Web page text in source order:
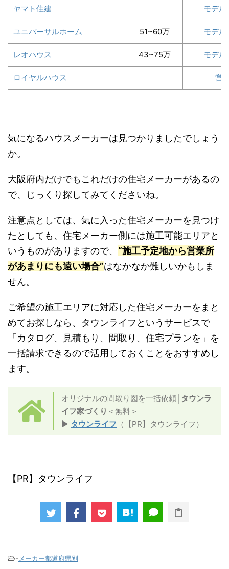
ヤマト住建 モデル
ユニバーサルホーム 51~60万 モデル
レオハウス 43~75万 モデル
ロイヤルハウス 営
気になるハウスメーカーは見つかりましたでしょう
か。
大阪府内だけでもこれだけの住宅メーカーがあるの
で、じっくり探してみてくださいね。
注意点としては、気に入った住宅メーカーを見つけ
たとしても、住宅メーカー側には施工可能エリアと
いうものがありますので、 “施工予定地から営業所
があまりにも遠い場合”はなかなか難しいかもしま
せん。
ご希望の施工エリアに対応した住宅メーカーをまと
めてお探しなら、タウンライフというサービスで
「カタログ、見積もり、間取り、住宅プランを」を
一括請求できるので活用しておくことをおすすめし
ます。
オリジナルの間取り図を一括依頼│ タウンラ
イフ家づくり ＜無料＞
▶ タウンライフ （【PR】タウンライフ）
【PR】タウンライフ
-メーカー都道府県別